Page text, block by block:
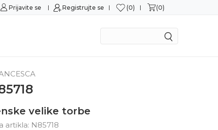
Sigurna kupovina
Prijavite se Registrujte se 0 0
velike torbe
artikla: N85718